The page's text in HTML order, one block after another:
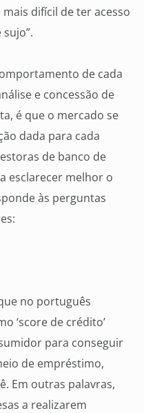
difícil de ter acesso
de cada
e concessão de
é que o mercado se
dada para cada
de banco de
esclarecer melhor o
às perguntas
no português
‘score de crédito’
para conseguir
de empréstimo,
Em outras palavras,
a realizarem